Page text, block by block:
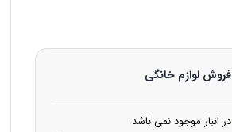
فروش لوازم خانگی
در انبار موجود نمی باشد